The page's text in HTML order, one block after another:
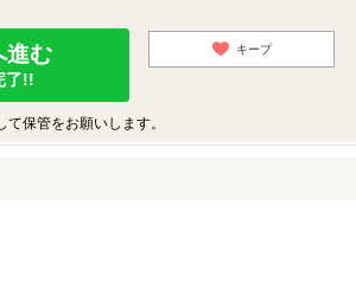
進む
了!!
キープ
保管をお願いします。